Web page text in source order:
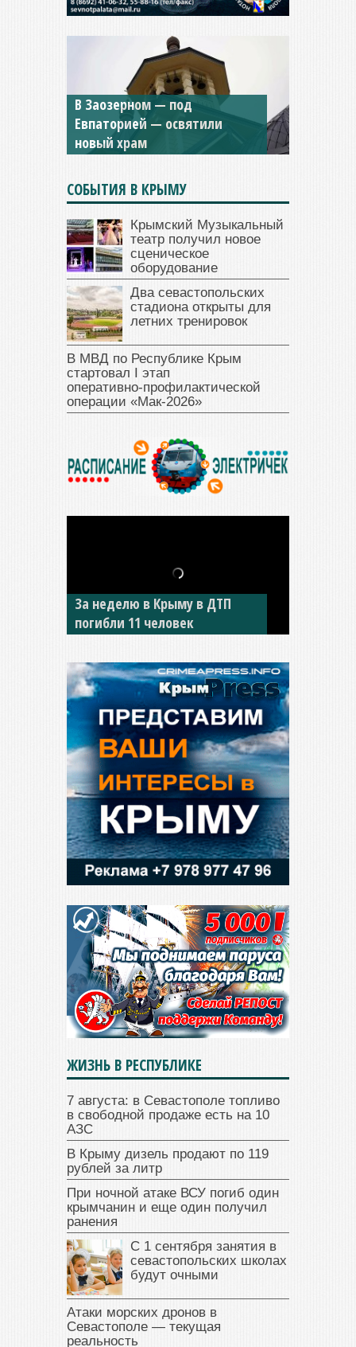
Мужской монастырь Косьмы
и Дамиана в Крыму вновь
открыт для посещения
СОБЫТИЯ В КРЫМУ
Крымский Музыкальный
театр получил новое
сценическое
оборудование
Два севастопольских
стадиона открыты для
летних тренировок
В МВД по Республике Крым
стартовал I этап
оперативно‑профилактической
операции «Мак‑2026»
В Джанкое водитель ВАЗа
сбил двух детей на «зебре»
ЖИЗНЬ В РЕСПУБЛИКЕ
7 августа: в Севастополе топливо
в свободной продаже есть на 10
АЗС
В Крыму дизель продают по 119
рублей за литр
При ночной атаке ВСУ погиб один
крымчанин и еще один получил
ранения
С 1 сентября занятия в
севастопольских школах
будут очными
Атаки морских дронов в
Севастополе — текущая
реальность